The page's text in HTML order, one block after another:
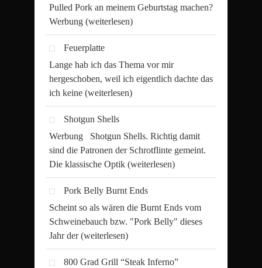
Pulled Pork an meinem Geburtstag machen?
Werbung (weiterlesen)
Feuerplatte
Lange hab ich das Thema vor mir
hergeschoben, weil ich eigentlich dachte das
ich keine (weiterlesen)
Shotgun Shells
Werbung Shotgun Shells. Richtig damit
sind die Patronen der Schrotflinte gemeint.
Die klassische Optik (weiterlesen)
Pork Belly Burnt Ends
Scheint so als wären die Burnt Ends vom
Schweinebauch bzw. "Pork Belly" dieses
Jahr der(weiterlesen)
800 Grad Grill “Steak Inferno”